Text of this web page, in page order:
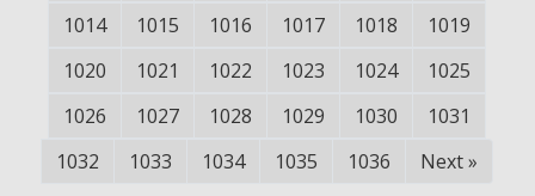
1014
1015 1016 1017 1018
1019
1020
1021 1022 1023 1024
1025
1026
1027 1028 1029 1030
1031
1032
1033 1034 1035 1036 Next»